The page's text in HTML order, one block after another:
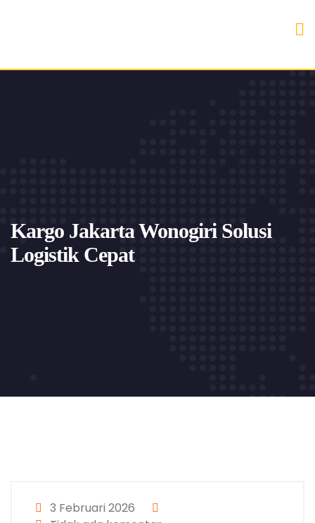
Kargo Jakarta Wonogiri Solusi
Logistik Cepat
3 Februari 2026